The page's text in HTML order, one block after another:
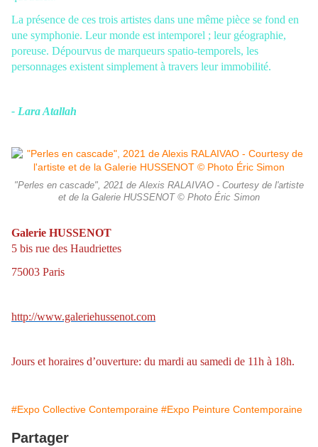
La présence de ces trois artistes dans une même pièce se fond en
une symphonie. Leur monde est intemporel ; leur géographie,
poreuse. Dépourvus de marqueurs spatio-temporels, les
personnages existent simplement à travers leur immobilité.
- Lara Atallah
"Perles en cascade", 2021 de Alexis RALAIVAO - Courtesy de l'artiste
et de la Galerie HUSSENOT © Photo Éric Simon
Galerie HUSSENOT
5 bis rue des Haudriettes
75003 Paris
http://www.galeriehussenot.com
Jours et horaires d’ouverture: du mardi au samedi de 11h à 18h.
#Expo Collective Contemporaine #Expo Peinture Contemporaine
Partager